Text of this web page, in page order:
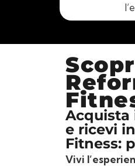
Acquista
e ricevi
Fitness:
Vivi